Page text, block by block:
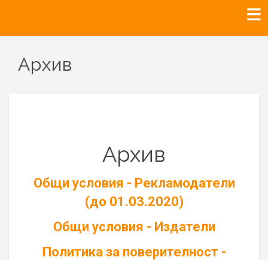
Архив
Архив
Общи условия - Рекламодатели
(до 01.03.2020)
Общи условия - Издатели
Политика за поверителност -